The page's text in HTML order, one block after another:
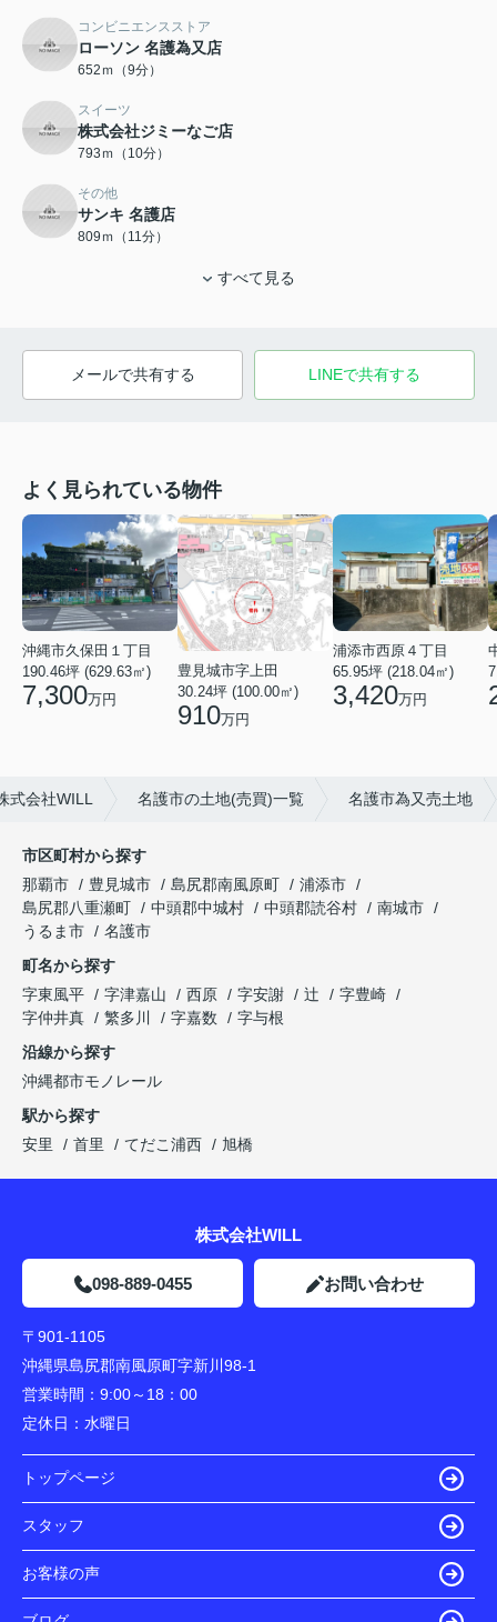
コンビニエンスストア
ローソン 名護為又店
652ｍ（9分）
スイーツ
株式会社ジミーなご店
793ｍ（10分）
その他
サンキ 名護店
809ｍ（11分）
すべて見る
メールで共有する LINEで共有する
よく見られている物件
沖縄市久保田１丁目
190.46坪 (629.63㎡)
7,300万円
豊見城市字上田
30.24坪 (100.00㎡)
910万円
浦添市西原４丁目
65.95坪 (218.04㎡)
3,420万円
式会社WILL 名護市の土地(売買)一覧 名護市為又売土地
市区町村から探す
那覇市
豊見城市 島尻郡南風原町
浦添市
島尻郡八重瀬町
中頭郡中城村 中頭郡読谷村
南城市
うるま市
名護市
町名から探す
字東風平
字津嘉山 西原 字安謝 辻
字豊崎
字仲井真
繁多川 字嘉数
字与根
沿線から探す
沖縄都市モノレール
駅から探す
安里
首里 てだこ浦西 旭橋
株式会社WILL
098-889-0455 お問い合わせ
〒901-1105
沖縄県島尻郡南風原町字新川98-1
営業時間： 9:00～18：00
定休日： 水曜日
トップページ
スタッフ
お客様の声